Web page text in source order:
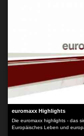
euromaxx Highlights
Die euromaxx highlights - das
Europäisches Leben und